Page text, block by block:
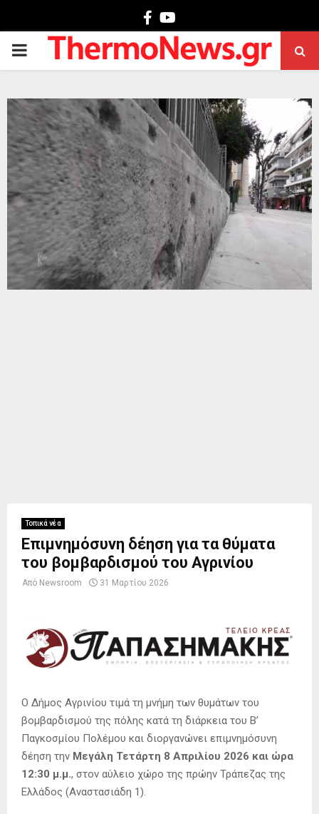
Facebook
PRIMARY
Τοπικά νέα
Επιμνημόσυνη δέηση για τα θύματα
του βομβαρδισμού του Αγρινίου
Από Newsroom 31 Μαρτίου 2026
Ο Δήμος Αγρινίου τιμά τη μνήμη των θυμάτων του
βομβαρδισμού της πόλης κατά τη διάρκεια του Β’
Παγκοσμίου Πολέμου και διοργανώνει επιμνημόσυνη
δέηση την Μεγάλη Τετάρτη 8 Απριλίου 2026 και ώρα
12:30 μ.μ., στον αύλειο χώρο της πρώην Τράπεζας της
Ελλάδος (Αναστασιάδη 1).